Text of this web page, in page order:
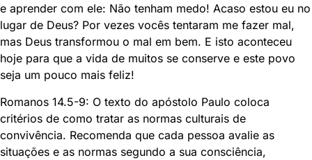
e aprender com ele: Não tenham medo! Acaso estou eu no
lugar de Deus? Por vezes vocês tentaram me fazer mal,
mas Deus transformou o mal em bem. E isto aconteceu
hoje para que a vida de muitos se conserve e este povo
seja um pouco mais feliz!
Romanos 14.5-9: O texto do apóstolo Paulo coloca
critérios de como tratar as normas culturais de
convivência. Recomenda que cada pessoa avalie as
situações e as normas segundo a sua consciência,